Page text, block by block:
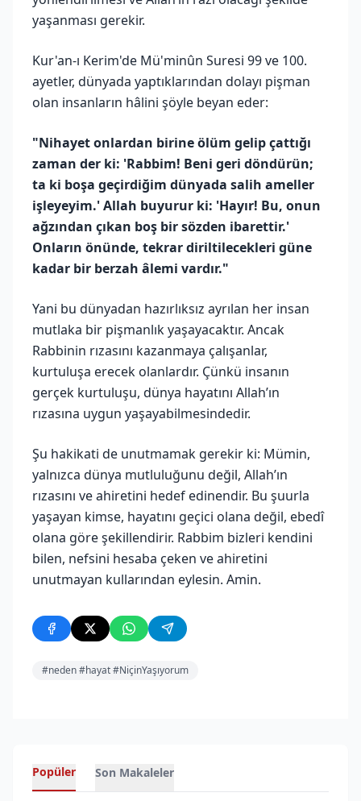
yaşanması gerekir.
Kur'an-ı Kerim'de Mü'minûn Suresi 99 ve 100.
ayetler, dünyada yaptıklarından dolayı pişman
olan insanların hâlini şöyle beyan eder:
"Nihayet onlardan birine ölüm gelip çattığı
zaman der ki: 'Rabbim! Beni geri döndürün;
ta ki boşa geçirdiğim dünyada salih ameller
işleyeyim.' Allah buyurur ki: 'Hayır! Bu, onun
ağzından çıkan boş bir sözden ibarettir.'
Onların önünde, tekrar diriltilecekleri güne
kadar bir berzah âlemi vardır."
Yani bu dünyadan hazırlıksız ayrılan her insan
mutlaka bir pişmanlık yaşayacaktır. Ancak
Rabbinin rızasını kazanmaya çalışanlar,
kurtuluşa erecek olanlardır. Çünkü insanın
gerçek kurtuluşu, dünya hayatını Allah’ın
rızasına uygun yaşayabilmesindedir.
Şu hakikati de unutmamak gerekir ki: Mümin,
yalnızca dünya mutluluğunu değil, Allah’ın
rızasını ve ahiretini hedef edinendir. Bu şuurla
yaşayan kimse, hayatını geçici olana değil, ebedî
olana göre şekillendirir. Rabbim bizleri kendini
bilen, nefsini hesaba çeken ve ahiretini
unutmayan kullarından eylesin. Amin.
#neden #hayat #NiçinYaşıyorum
Popüler Son Makaleler